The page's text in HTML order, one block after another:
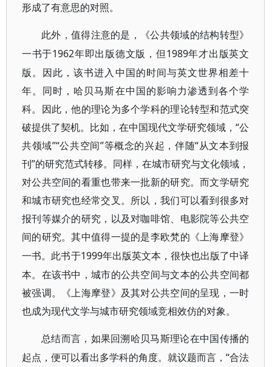
形成了有意思的对照。
此外，值得注意的是，《公共领域的结构转型》
一书于1962年即出版德文版，但1989年才出版英文
版。因此，该书进入中国的时间与英文世界相差十
年。同时，哈贝马斯在中国的影响力渗透到各个学
科。因此，他的理论为多个学科的理论转型和范式突
破提供了契机。比如，在中国现代文学研究领域，“公
共领域”“公共空间”等概念的兴起，伴随“从文本到报
刊”的研究范式转移。同样，在城市研究与文化领域，
对公共空间的看重也带来一批新的研究。而文学研究
和城市研究也经常交叉。所以，我们可以看到很多对
报刊等媒介的研究，以及对咖啡馆、电影院等公共空
间的研究。其中值得一提的是李欧梵的 《上海摩登》
一书。此书于1999年出版英文本，很快也出版了中译
本。在该书中，城市的公共空间与文本的公共空间都
被强调。《上海摩登》及其对公共空间的呈现，一时
也成为现代文学与城市研究领域竞相效仿的对象。
总结而言，如果回溯哈贝马斯理论在中国传播的
起点，便可以看出多学科的角度。就议题而言，“合法